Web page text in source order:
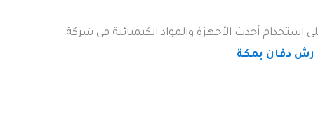
أحدث الأجهزة والمواد الكيميائية في شركة
رش دفان بمكة